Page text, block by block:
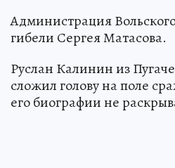
Администрация
гибели Сергея Матасова.
Руслан Калинин из
сложил голову на поле
его биографии не